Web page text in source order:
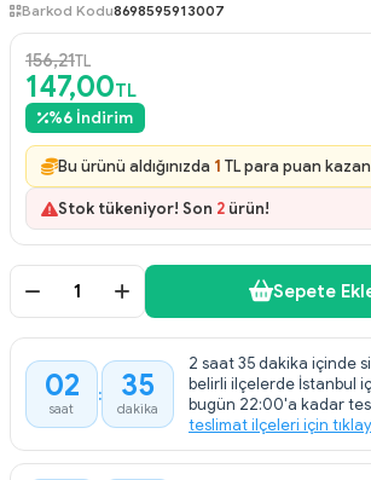
Barkod Kodu8698595913007
156,21TL
147,00TL
%6 İndirim
Bu ürünü aldığınızda 1 TL para puan
Stok tükeniyor! Son 2 ürün!
Sepete
02
saat
: 35
dakika
2 saat 35 dakika içinde
belirli ilçelerde İstanbul
bugün 22:00'a kadar
teslimat ilçeleri için